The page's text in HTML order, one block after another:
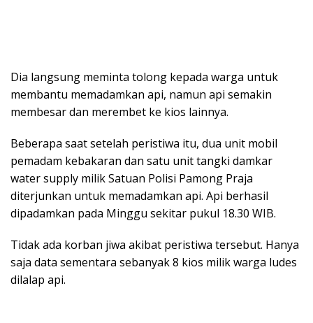
Dia langsung meminta tolong kepada warga untuk
membantu memadamkan api, namun api semakin
membesar dan merembet ke kios lainnya.
Beberapa saat setelah peristiwa itu, dua unit mobil
pemadam kebakaran dan satu unit tangki damkar
water supply milik Satuan Polisi Pamong Praja
diterjunkan untuk memadamkan api. Api berhasil
dipadamkan pada Minggu sekitar pukul 18.30 WIB.
Tidak ada korban jiwa akibat peristiwa tersebut. Hanya
saja data sementara sebanyak 8 kios milik warga ludes
dilalap api.